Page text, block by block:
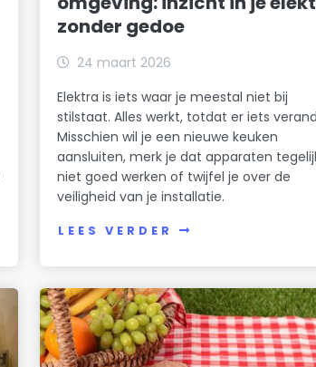
zonder gedoe
24 maart 2026
Elektra is iets waar je meestal niet bij
stilstaat. Alles werkt, totdat er iets
Misschien wil je een nieuwe keuken
aansluiten, merk je dat apparaten
niet goed werken of twijfel je over de
veiligheid van je installatie.
LEES VERDER